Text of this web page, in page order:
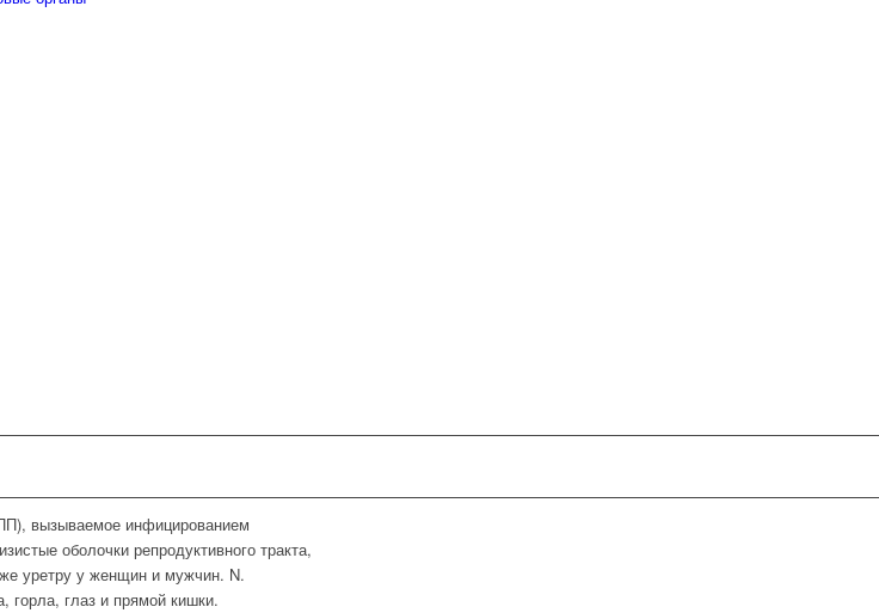
вызываемое инфицированием
оболочки репродуктивного тракта,
уретру у женщин и мужчин. N.
горла, глаз и прямой кишки.